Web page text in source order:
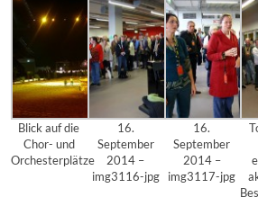
Blick auf die
Chor- und
Orchesterplätze
16.
September
2014 –
img3116-jpg
16.
September
2014 –
img3117-jpg